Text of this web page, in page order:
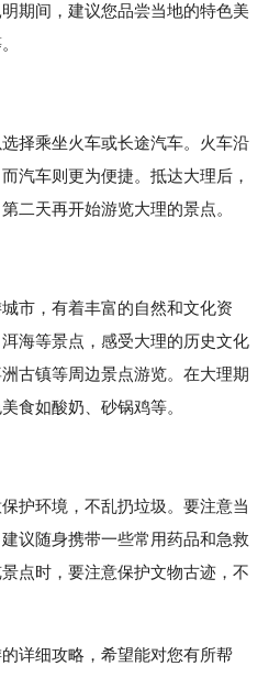
期间，建议您品尝当地的特色美
择乘坐火车或长途汽车。火车沿
汽车则更为便捷。抵达大理后，
二天再开始游览大理的景点。
市，有着丰富的自然和文化资
海等景点，感受大理的历史文化
古镇等周边景点游览。在大理期
食如酸奶、砂锅鸡等。
护环境，不乱扔垃圾。要注意当
议随身携带一些常用药品和急救
点时，要注意保护文物古迹，不
详细攻略，希望能对您有所帮